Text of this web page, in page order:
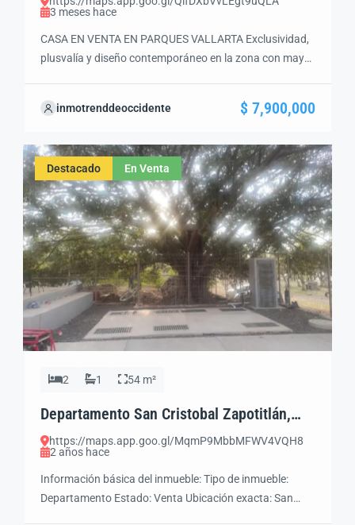
3 meses hace
CASA EN VENTA EN PARQUES VALLARTA Exclusividad,
plusvalía y diseño contemporáneo en la zona con mayor
Vallarta, una de las zonas residenciales con mayor
con estilo contemporáneo, amplios espacios, excelente
iluminación natural y acabados modernos, […]
inmotrenddeoccidente $ 7,900,000
Destacado En Venta
2 1 54 m²
Departamento San Cristobal Zapotitlán,
Jocotepec, Jal.
https://maps.app.goo.gl/MqmP9MbbMFWV4VQH8
2 años hace
Información básica del inmueble: Tipo de inmueble:
Departamento Estado: Venta Ubicación exacta: San